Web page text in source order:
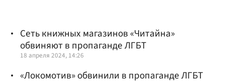
Сеть книжных магазинов «Читайна»
обвиняют в пропаганде ЛГБТ
18 апреля 2024, 14:26
«Локомотив» обвинили в пропаганде ЛГБТ